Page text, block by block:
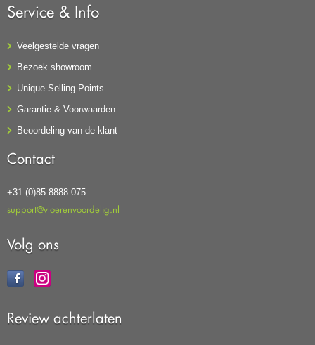
Service & Info
Veelgestelde vragen
Bezoek showroom
Unique Selling Points
Garantie & Voorwaarden
Beoordeling van de klant
Contact
+31 (0)85 8888 075
support@vloerenvoordelig.nl
Volg ons
Review achterlaten